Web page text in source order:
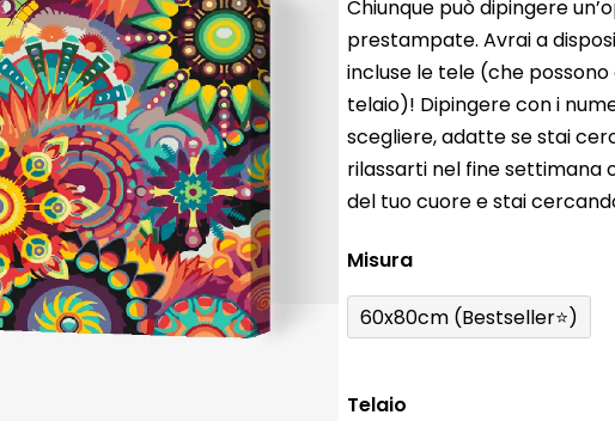
prodotto
è
0,0
su
5
stelle.
Chiunque può dipingere
prestampate. Avrai a
incluse le tele (che
telaio)! Dipingere con i
scegliere, adatte se stai
rilassarti nel fine settimana
del tuo cuore e stai
Misura
60x80cm (Bestseller⭐)
Telaio